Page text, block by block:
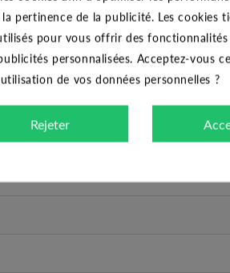
pertinence de la publicité. Les cookies
pour vous offrir des
personnalisées. Acceptez-vous
de vos données personnelles ?
Rejeter